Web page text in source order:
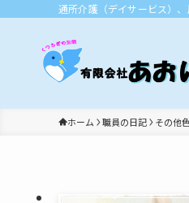
通所介護（デイサービス）
ホーム 職員の日記 その他